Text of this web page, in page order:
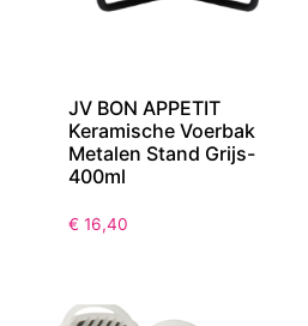
JV BON APPETIT
Keramische Voerbak
Metalen Stand Grijs-
400ml
€ 16,40